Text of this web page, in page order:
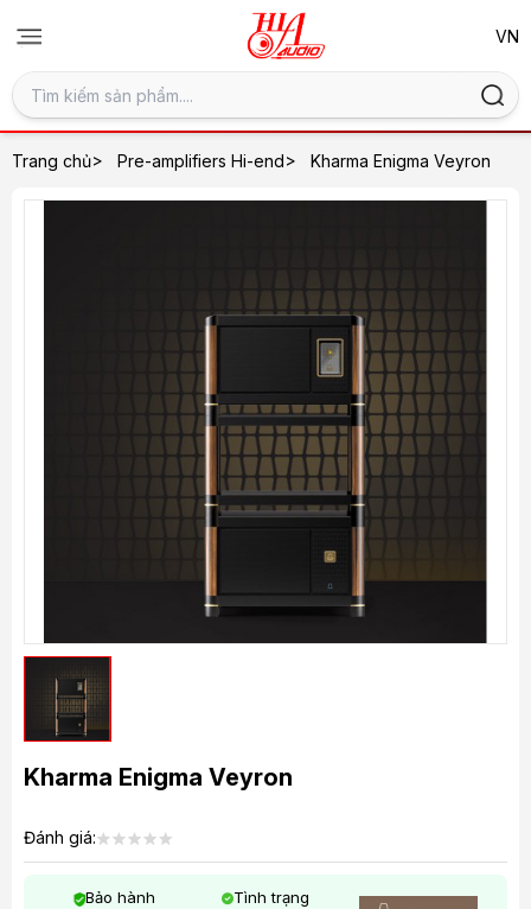
Trang chủ> Pre-amplifiers Hi-end> Kharma Enigma Veyron
Kharma Enigma Veyron
Đánh giá:
Bảo hành
Tình trạng